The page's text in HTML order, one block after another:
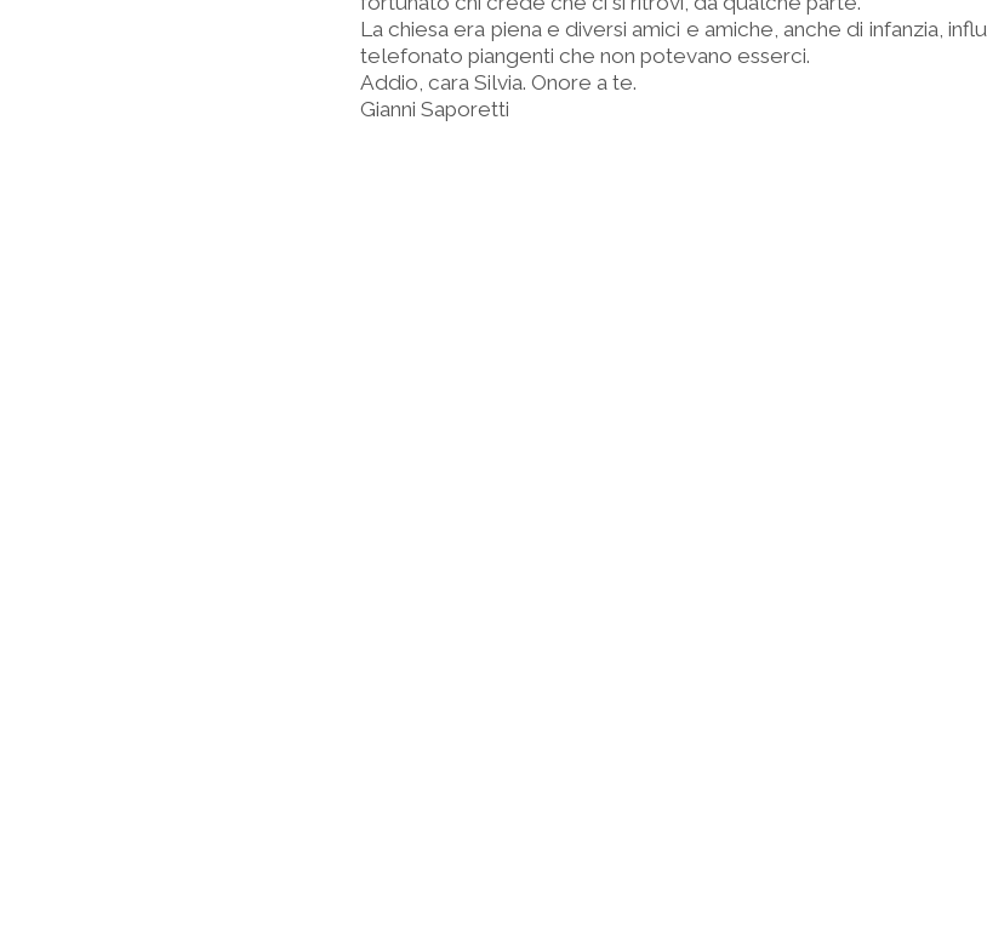
La chiesa era piena e diversi amici e amiche, anche di infanzia,
telefonato piangenti che non potevano esserci.
Addio, cara Silvia. Onore a te.
Gianni Saporetti